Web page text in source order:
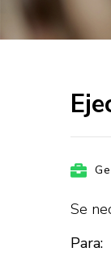
Se
Para: